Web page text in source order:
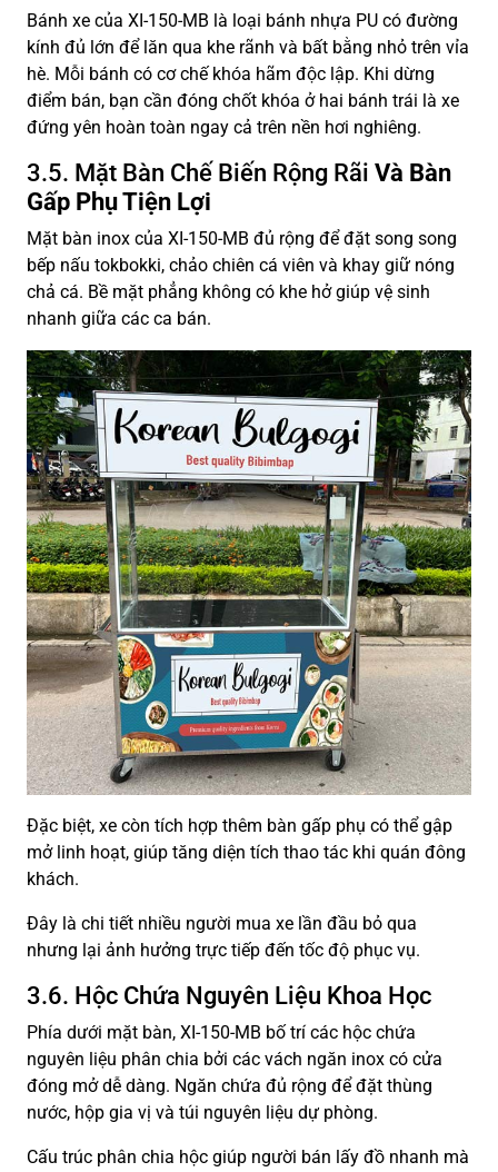
Bánh xe của XI-150-MB là loại bánh nhựa PU có đường
kính đủ lớn để lăn qua khe rãnh và bất bằng nhỏ trên vỉa
hè. Mỗi bánh có cơ chế khóa hãm độc lập. Khi dừng
điểm bán, bạn cần đóng chốt khóa ở hai bánh trái là xe
đứng yên hoàn toàn ngay cả trên nền hơi nghiêng.
3.5. Mặt Bàn Chế Biến Rộng Rãi Và Bàn
Gấp Phụ Tiện Lợi
Mặt bàn inox của XI-150-MB đủ rộng để đặt song song
bếp nấu tokbokki, chảo chiên cá viên và khay giữ nóng
chả cá. Bề mặt phẳng không có khe hở giúp vệ sinh
nhanh giữa các ca bán.
Đặc biệt, xe còn tích hợp thêm bàn gấp phụ có thể gập
mở linh hoạt, giúp tăng diện tích thao tác khi quán đông
khách.
Đây là chi tiết nhiều người mua xe lần đầu bỏ qua
nhưng lại ảnh hưởng trực tiếp đến tốc độ phục vụ.
3.6. Hộc Chứa Nguyên Liệu Khoa Học
Phía dưới mặt bàn, XI-150-MB bố trí các hộc chứa
nguyên liệu phân chia bởi các vách ngăn inox có cửa
đóng mở dễ dàng. Ngăn chứa đủ rộng để đặt thùng
nước, hộp gia vị và túi nguyên liệu dự phòng.
Cấu trúc phân chia hộc giúp người bán lấy đồ nhanh mà